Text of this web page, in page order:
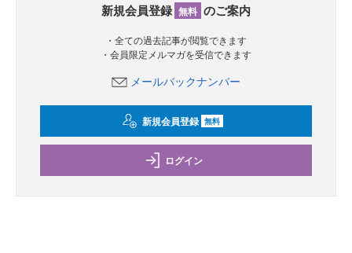
新規会員登録 無料 のご案内
・全ての過去記事が閲覧できます
・会員限定メルマガを受信できます
メールバックナンバー
新規会員登録 無料
ログイン